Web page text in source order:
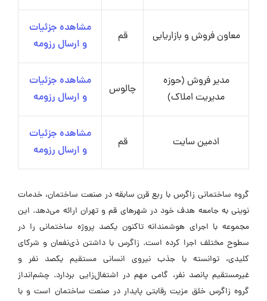
معاون فروش و بازاریابی قم
مشاهده جزئیات
و ارسال رزومه
مدیر فروش (حوزه
مدیریت املاک)
چالوس
مشاهده جزئیات
و ارسال رزومه
ادمین سایت قم
مشاهده جزئیات
و ارسال رزومه
گروه ساختمانی زاگرس با ربع قرن سابقه در صنعت ساختمان، خدمات
نوینی به جامعه هدف خود در شهرهای قم و تهران ارائه می‌دهد. این
مجموعه با اجرای هوشمندانه تاکنون یکصد پروژه ساختمانی را در
سطوح مختلف اجرا کرده است. زاگرس با داشتن ذی‌نفعان و شرکای
کلیدی، توانسته با جذب نیروی انسانی مستقیم یکصد نفر و
غیرمستقیم پانصد نفر، گامی مهم در اشتغال‌زایی بردارد. چشم‌انداز
گروه زاگرس خلق مزیت رقابتی پایدار در صنعت ساختمان است و با